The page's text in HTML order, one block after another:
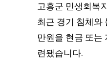
고흥군 민생회복
최근 경기 침체와
만원을 현금 또는
련됐습니다.